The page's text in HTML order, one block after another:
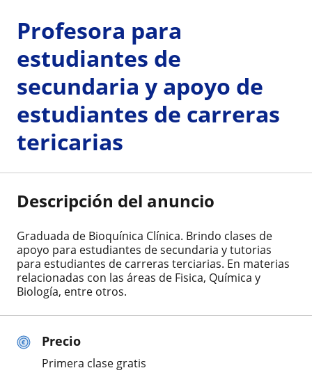
Precio
Primera clase gratis
Profesora para
estudiantes de
secundaria y apoyo de
estudiantes de carreras
tericarias
Descripción del anuncio
Graduada de Bioquínica Clínica. Brindo clases de
apoyo para estudiantes de secundaria y tutorias
para estudiantes de carreras terciarias. En materias
relacionadas con las áreas de Fisica, Química y
Biología, entre otros.